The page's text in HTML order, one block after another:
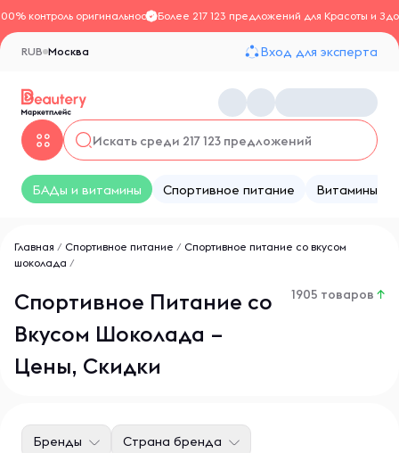
контроль оригинальностиБолее 217 123 предложений для Красоты и
Москва
RUB Вход для эксперта
БАДы и витамины Спортивное питание Витамины
Главная / Спортивное питание / Спортивное питание со вкусом
шоколада /
Спортивное Питание со
Вкусом Шоколада –
Цены, Скидки
1905 товаров ↑
Бренды Страна бренда